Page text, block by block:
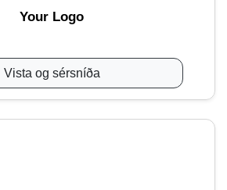
Your Logo
Vista og sérsníða